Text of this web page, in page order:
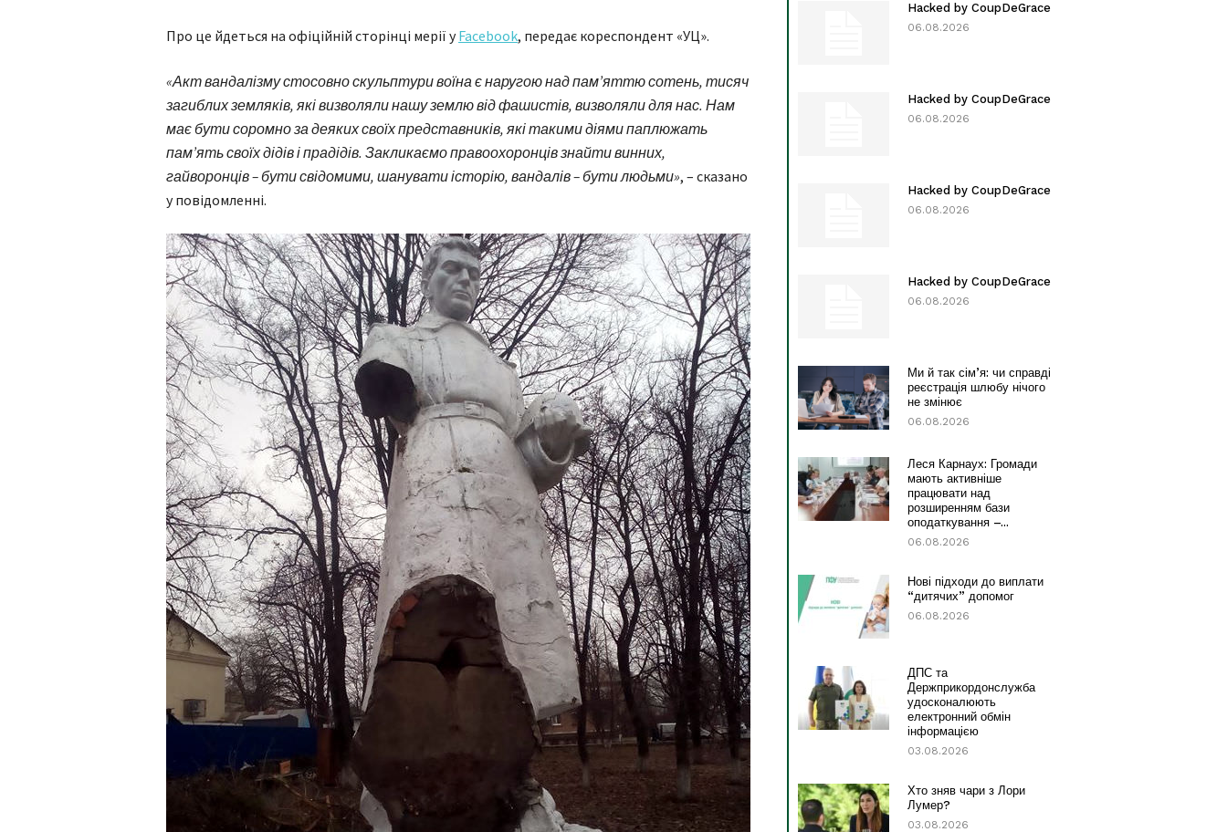
Про це йдеться на офіційній сторінці мерії уFacebook, передає кореспондент «УЦ».
«Акт вандалізму стосовно скульптури воїна є наругою над пам’яттю сотень, тисяч
загиблих земляків, які визволяли нашу землю від фашистів, визволяли для нас. Нам
має бути соромно за деяких своїх представників, які такими діями паплюжать
пам’ять своїх дідів і прадідів. Закликаємо правоохоронців знайти винних,
гайворонців – бути свідомими, шанувати історію, вандалів – бути людьми», – сказано
у повідомленні.
Hacked by CoupDeGrace
06.08.2026
Hacked by CoupDeGrace
06.08.2026
Hacked by CoupDeGrace
06.08.2026
Hacked by CoupDeGrace
06.08.2026
Ми й так сім’я: чи справді
реєстрація шлюбу нічого
не змінює
06.08.2026
Леся Карнаух: Громади
мають активніше
працювати над
розширенням бази
оподаткування –...
06.08.2026
Нові підходи до виплати
“дитячих” допомог
06.08.2026
ДПС та
Держприкордонслужба
удосконалюють
електронний обмін
інформацією
03.08.2026
Хто зняв чари з Лори
Лумер?
03.08.2026